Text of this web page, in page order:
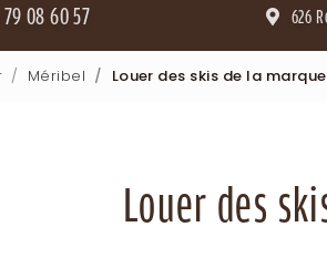
08 60 57 626
Méribel Louer des skis de la marque
Louer des